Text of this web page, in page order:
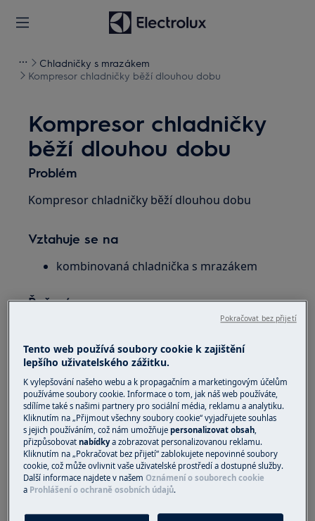
Chladničky s mrazákem
Kompresor chladničky běží dlouhou dobu
Kompresor chladničky
běží dlouhou dobu
Problém
Kompresor chladničky běží dlouhou dobu
Vztahuje se na
kombinovaná chladnička s mrazákem
Řešení
cca 45 minut v hodině a v případě spotřebičů s
elektronicky řízeným kompresorem i bez
přestávky pouze s intenzitou měnící se podle
potřeby.
Pokud je teplota v chladničce nebo
mrazničce normální, nejsou zde důvody k
obavám.
Mohou existovat také jiné příčiny delšího chodu
Tento web používá soubory cookie k zajištění
lepšího uživatelského zážitku.
K vylepšování našeho webu a k propagačním a marketingovým účelům
používáme soubory cookie. Informace o tom, jak náš web používáte,
sdílíme také s našimi partnery pro sociální média, reklamu a analytiku.
Kliknutím na „Přijmout všechny soubory cookie“ vyjadřujete souhlas
s jejich používáním, což nám umožňujepersonalizovat obsah,
přizpůsobovatnabídkya zobrazovat personalizovanou reklamu.
Kliknutím na „Pokračovat bez přijetí“ zablokujete nepovinné soubory
cookie, což může ovlivnit vaše uživatelské prostředí a dostupné služby.
Další informace najdete v našemOznámení o souborech cookie
a Prohlášení o ochraně osobních údajů.
Pokračovat bez přijetí